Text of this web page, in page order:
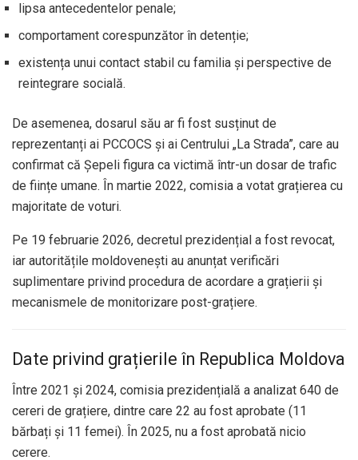
lipsa antecedentelor penale;
comportament corespunzător în detenție;
existența unui contact stabil cu familia și perspective de
reintegrare socială.
De asemenea, dosarul său ar fi fost susținut de
reprezentanți ai PCCOCS și ai Centrului „La Strada”, care au
confirmat că Șepeli figura ca victimă într-un dosar de trafic
de ființe umane. În martie 2022, comisia a votat grațierea cu
majoritate de voturi.
Pe 19 februarie 2026, decretul prezidențial a fost revocat,
iar autoritățile moldovenești au anunțat verificări
suplimentare privind procedura de acordare a grațierii și
mecanismele de monitorizare post-grațiere.
Date privind grațierile în Republica Moldova
Între 2021 și 2024, comisia prezidențială a analizat 640 de
cereri de grațiere, dintre care 22 au fost aprobate (11
bărbați și 11 femei). În 2025, nu a fost aprobată nicio
cerere.